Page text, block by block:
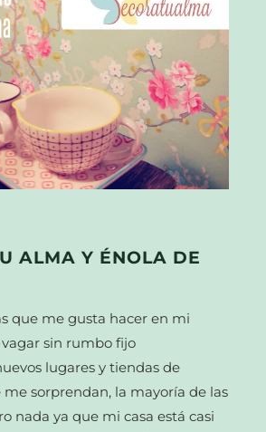
ALMA Y ÉNOLA DE
que me gusta hacer en mi
sin rumbo fijo
lugares y tiendas de
sorprendan, la mayoría de las
nada ya que mi casa está casi